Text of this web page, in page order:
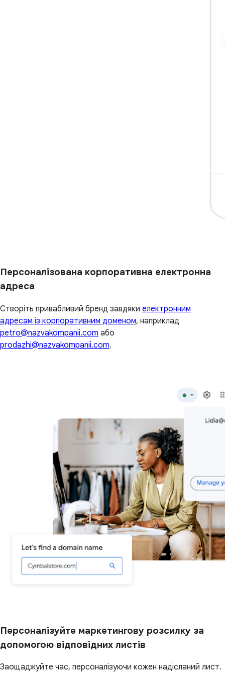
Персоналізована корпоративна електронна
адреса
Створіть привабливий бренд завдяки електронним
адресам із корпоративним доменом, наприклад
petro@nazvakompanii.com або
prodazhi@nazvakompanii.com.
Персоналізуйте маркетингову розсилку за
допомогою відповідних листів
Заощаджуйте час, персоналізуючи кожен надісланий лист.